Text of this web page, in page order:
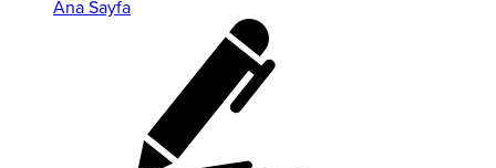
Ana Sayfa